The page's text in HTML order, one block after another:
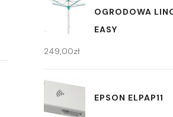
OGRODOWA
EASY
249,00zł
EPSON ELPAP11